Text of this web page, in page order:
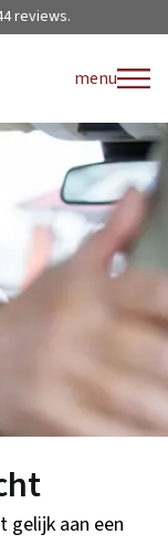
reviews.
menu
gelijk aan een